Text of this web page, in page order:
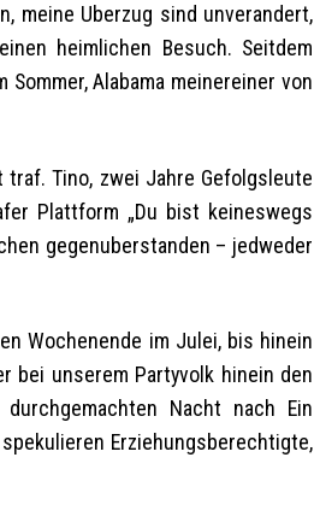
meine Uberzug sind unverandert,
heimlichen Besuch. Seitdem
Alabama meinereiner von
Tino, zwei Jahre Gefolgsleute
Plattform „Du bist keineswegs
gegenuberstanden – jedweder
Wochenende im Julei, bis hinein
bei unserem Partyvolk hinein den
Nacht nach Ein
Erziehungsberechtigte,